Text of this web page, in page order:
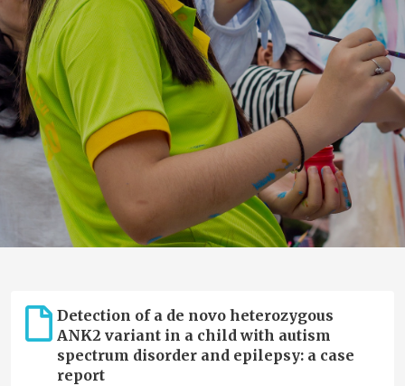
Detection of a de novo heterozygous
ANK2 variant in a child with autism
spectrum disorder and epilepsy: a case
report